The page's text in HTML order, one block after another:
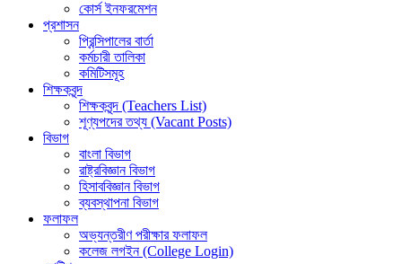
কোর্স ইনফরমেশন
প্রশাসন
প্রিন্সিপালের বার্তা
কর্মচারী তালিকা
কমিটিসমূহ
শিক্ষকবৃন্দ
শিক্ষকবৃন্দ (Teachers List)
শূণ্যপদের তথ্য (Vacant Posts)
বিভাগ
বাংলা বিভাগ
রাষ্ট্রবিজ্ঞান বিভাগ
হিসাববিজ্ঞান বিভাগ
ব্যবস্থাপনা বিভাগ
ফলাফল
অভ্যন্তরীণ পরীক্ষার ফলাফল
কলেজ লগইন (College Login)